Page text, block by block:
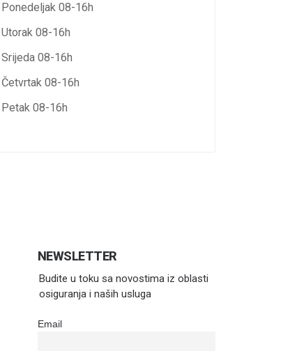
Ponedeljak 08-16h
Utorak 08-16h
Srijeda 08-16h
Četvrtak 08-16h
Petak 08-16h
NEWSLETTER
Budite u toku sa novostima iz oblasti
osiguranja i naših usluga
Email